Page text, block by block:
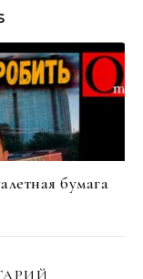
бумага